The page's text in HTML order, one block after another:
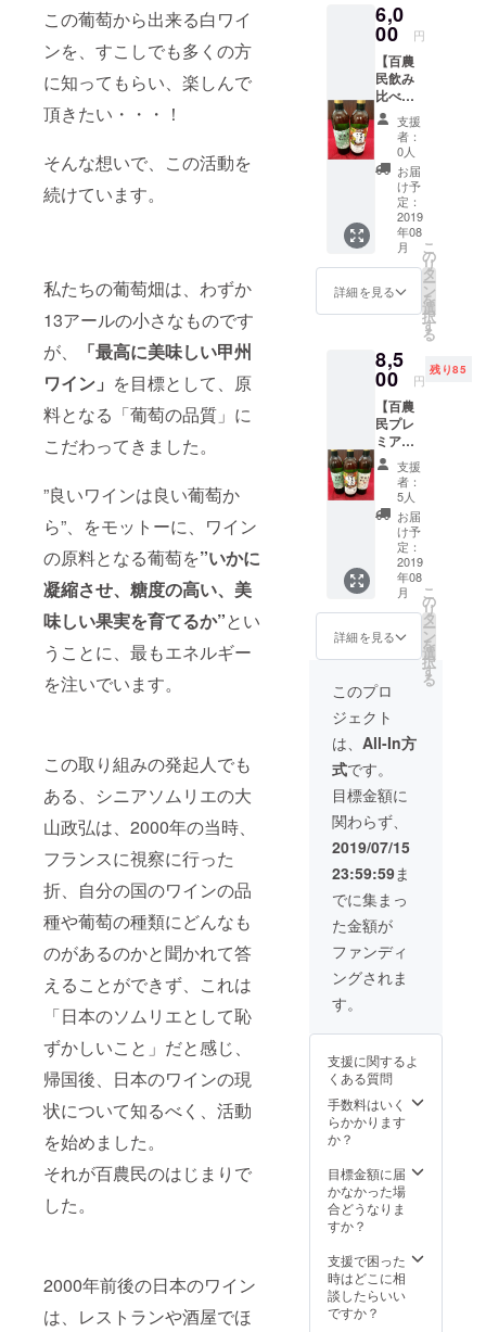
この葡萄から出来る白ワイ
ンを、すこしでも多くの方
に知ってもらい、楽しんで
頂きたい・・・！
そんな想いで、この活動を
続けています。
私たちの葡萄畑は、わずか
13アールの小さなものです
が、
「最高に美味しい甲州
ワイン」 を目標として、原
料となる「葡萄の品質」に
こだわってきました。
”良いワインは良い葡萄か
ら”、をモットーに、ワイン
の原料となる葡萄を”いかに
凝縮させ、糖度の高い、美
味しい果実を育てるか”とい
うことに、最もエネルギー
を注いでいます。
この取り組みの発起人でも
ある、シニアソムリエの大
山政弘は、2000年の当時、
フランスに視察に行った
折、自分の国のワインの品
種や葡萄の種類にどんなも
のがあるのかと聞かれて答
えることができず、これは
「日本のソムリエとして恥
ずかしいこと」だと感じ、
帰国後、日本のワインの現
状について知るべく、活動
を始めました。
それが百農民のはじまりで
した。
2000年前後の日本のワイン
は、レストランや酒屋でほ
・『百
農民甲
州
2018』
は、
2018年
秋に収
穫した
葡萄か
ら醸し
た、フ
ルー
ティで
やや辛
口タイ
プの新
酒ワイ
（※未成
年の飲
律で禁
じられ
ていま
す。）
6,0
00 円
【百農
民飲み
比べ
セッ
ト】
（『百
農民甲
2017』
（白ワ
イン）1
本 ＆
『百農
民甲州
2018』
本 （計
2本）
＋ サ
ンクス
レ
ター）
・『百
農民甲
2017』
は、
2017年
秋に収
穫した
葡萄か
ら醸
し、1年
経た辛
ワイン
です。
・『百
農民甲
州
2018』
は、
2018年
穫した
葡萄か
ら醸し
た、フ
ルー
ティで
やや辛
酒ワイ
ンとな
りま
す。
（※未成
年の飲
じられ
ていま
す。）
支援
者：
0人
お届
け予
定：
2019
年08
月
詳細を見る
こ
の
リ
タ
ー
ン
を
選
択
す
る
8,5
00 円
残り85
【百農
民プレ
ミアム
飲み比
べセッ
ト】
（『百
農民甲
2017』
（白ワ
イン）1
本 ＆
『百農
民甲州
（白ワ
イン）1
本 ＆
『百農
民甲州
2018（
原
酒）』
（白ワ
イン）1
本 （計
3本）
＋ サ
ンクス
レ
ター）
・『百
農民甲
は、
秋に収
穫した
葡萄か
ら醸
期間を
経た辛
口の白
・『百
農民甲
州
2018』
支援
者：
5人
お届
け予
定：
2019
年08
月
詳細を見る
こ
の
リ
タ
ー
ン
を
選
択
す
る
このプロ
ジェクト
は、 All-In方
式です。
目標金額に
関わらず、
2019/07/15
23:59:59ま
でに集まっ
た金額が
ファンディ
ングされま
す。
支援に関するよ
くある質問
手数料はいく
らかかります
か？
目標金額に届
かなかった場
合どうなりま
すか？
支援で困った
時はどこに相
談したらいい
ですか？